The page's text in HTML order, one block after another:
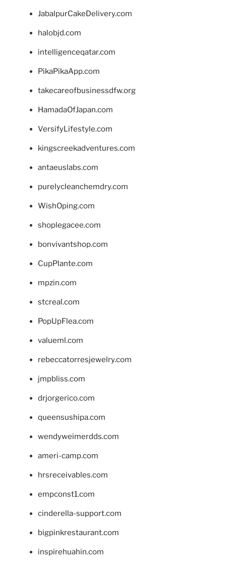
JabalpurCakeDelivery.com
halobjd.com
intelligenceqatar.com
PikaPikaApp.com
takecareofbusinessdfw.org
HamadaOfJapan.com
VersifyLifestyle.com
kingscreekadventures.com
antaeuslabs.com
purelycleanchemdry.com
WishOping.com
shoplegacee.com
bonvivantshop.com
CupPlante.com
mpzin.com
stcreal.com
PopUpFlea.com
valueml.com
rebeccatorresjewelry.com
jmpbliss.com
drjorgerico.com
queensushipa.com
wendyweimerdds.com
ameri-camp.com
hrsreceivables.com
empconst1.com
cinderella-support.com
bigpinkrestaurant.com
inspirehuahin.com